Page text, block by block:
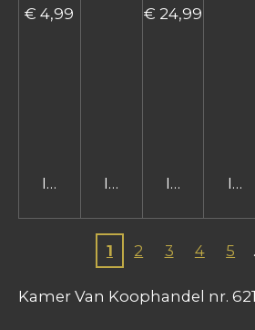
€ 4,99
In winkelwagenIn winkelwagen
€ 24,99
In In
1 2 3 4 5
Kamer Van Koophandel nr.